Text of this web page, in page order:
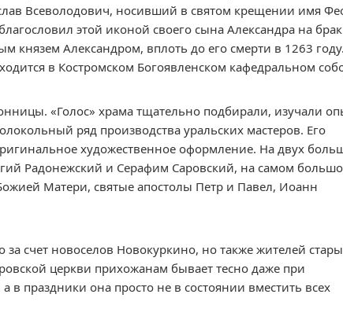
Всеволодович, носивший в святом крещении имя
этой иконой своего сына Александра на
князем Александром, вплоть до его смерти в 1263
в Костромском Богоявленском кафедральном
«Голос» храма тщательно подбирали, изучали
ряд производства уральских мастеров. Его
художественное оформление. На двух
Радонежский и Серафим Саровский, на самом
Матери, святые апостолы Петр и Павел, Иоанн
за счет новоселов Новокуркино, но также жителей
церкви прихожанам бывает тесно даже при
праздники она просто не в состоянии вместить всех